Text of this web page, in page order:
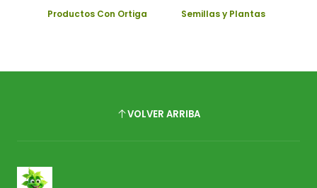
Productos Con Ortiga Semillas y Plantas
VOLVER ARRIBA